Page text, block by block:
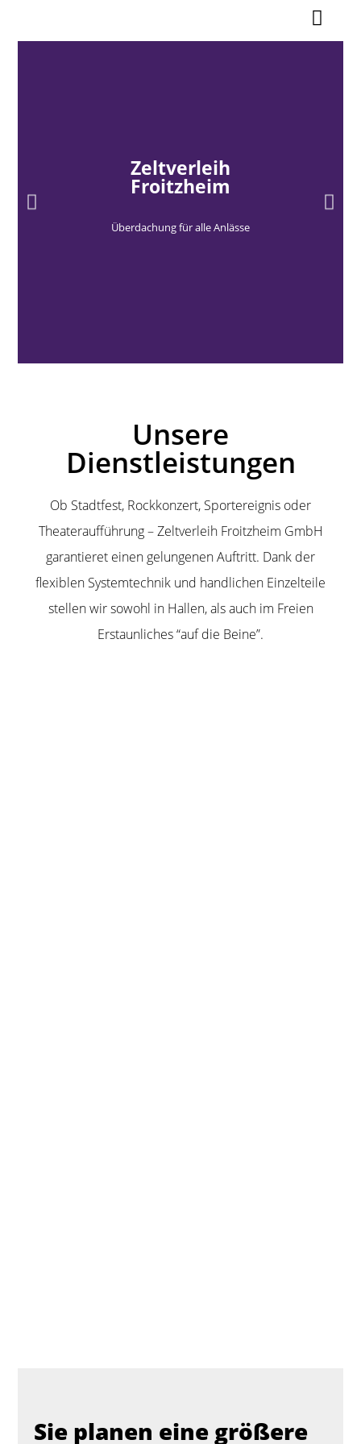
Zeltverleih
Froitzheim
Überdachung für alle Anlässe
Unsere
Dienstleistungen
Ob Stadtfest, Rockkonzert, Sportereignis oder
Theateraufführung – Zeltverleih Froitzheim GmbH
garantieret einen gelungenen Auftritt. Dank der
flexiblen Systemtechnik und handlichen Einzelteile
stellen wir sowohl in Hallen, als auch im Freien
Erstaunliches “auf die Beine”.
Sie planen eine größere